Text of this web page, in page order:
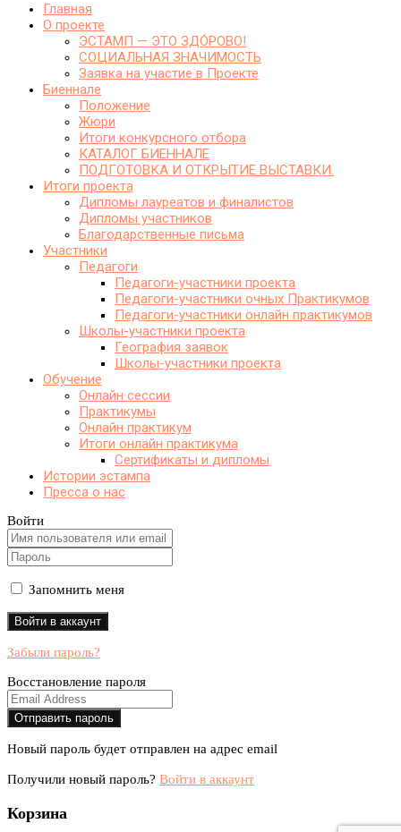
Главная
О проекте
ЭСТАМП — ЭТО ЗДО́РОВО!
СОЦИАЛЬНАЯ ЗНАЧИМОСТЬ
Заявка на участие в Проекте
Биеннале
Положение
Жюри
Итоги конкурсного отбора
КАТАЛОГ БИЕННАЛЕ
ПОДГОТОВКА И ОТКРЫТИЕ ВЫСТАВКИ.
Итоги проекта
Дипломы лауреатов и финалистов
Дипломы участников
Благодарственные письма
Участники
Педагоги
Педагоги-участники проекта
Педагоги-участники очных Практикумов
Педагоги-участники онлайн практикумов
Школы-участники проекта
География заявок
Школы-участники проекта
Обучение
Онлайн сессии
Практикумы
Онлайн практикум
Итоги онлайн практикума
Сертификаты и дипломы
Истории эстампа
Пресса о нас
Войти
Запомнить меня
Забыли пароль?
Восстановление пароля
Новый пароль будет отправлен на адрес email
Получили новый пароль? Войти в аккаунт
Корзина